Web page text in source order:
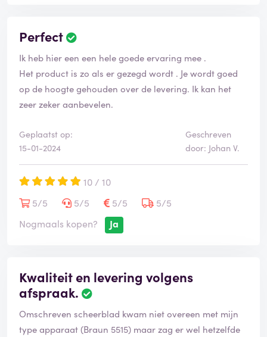
Perfect
Ik heb hier een een hele goede ervaring mee .
Het product is zo als er gezegd wordt . Je wordt goed
op de hoogte gehouden over de levering. Ik kan het
zeer zeker aanbevelen.
Geplaatst op:
15-01-2024
Geschreven
door: Johan V.
10 / 10
5/5
5/5 5/5
5/5
Nogmaals kopen?
Ja
Kwaliteit en levering volgens
afspraak.
Omschreven scheerblad kwam niet overeen met mijn
type apparaat (Braun 5515) maar zag er wel hetzelfde